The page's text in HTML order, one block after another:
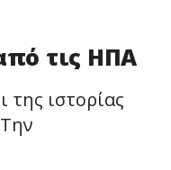
τις ΗΠΑ
της ιστορίας